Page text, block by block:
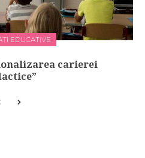
EDUCATIVE
carierei